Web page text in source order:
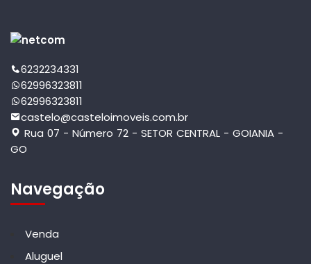
6232234331
62996323811
62996323811
castelo@casteloimoveis.com.br
Rua 07 - Número 72 - SETOR CENTRAL - GOIANIA -
GO
Navegação
Venda
Aluguel